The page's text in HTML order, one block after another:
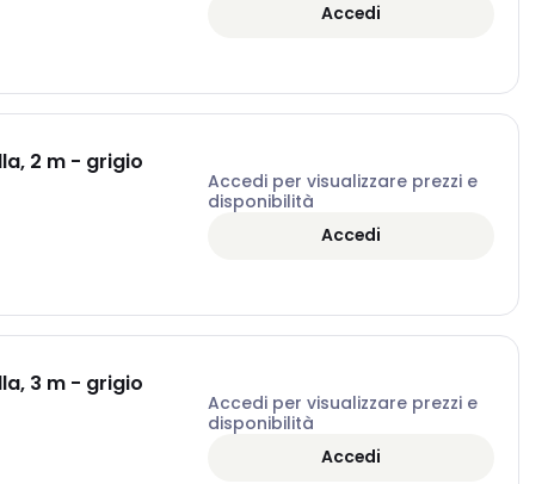
Accedi
2 m - grigio
Accedi per visualizzare prezzi e
disponibilità
Accedi
3 m - grigio
Accedi per visualizzare prezzi e
disponibilità
Accedi